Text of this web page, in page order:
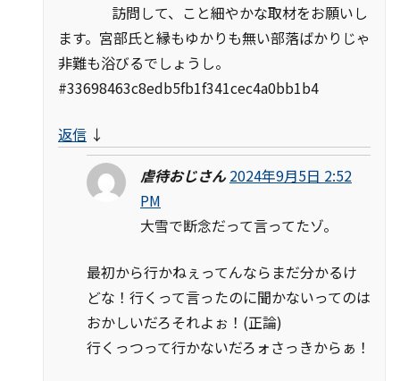
訪問して、こと細やかな取材をお願いし
ます。宮部氏と縁もゆかりも無い部落ばかりじゃ
非難も浴びるでしょうし。
#33698463c8edb5fb1f341cec4a0bb1b4
返信 ↓
虐待おじさん 2024年9月5日 2:52
PM
大雪で断念だって言ってたゾ。
最初から行かねぇってんならまだ分かるけ
どな！行くって言ったのに聞かないってのは
おかしいだろそれよぉ！(正論)
行くっつって行かないだろォさっきからぁ！